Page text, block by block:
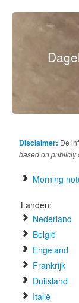
Disclaimer: De
based on publicly
Morning
Landen:
Nederland
België
Engeland
Frankrijk
Duitsland
Italië